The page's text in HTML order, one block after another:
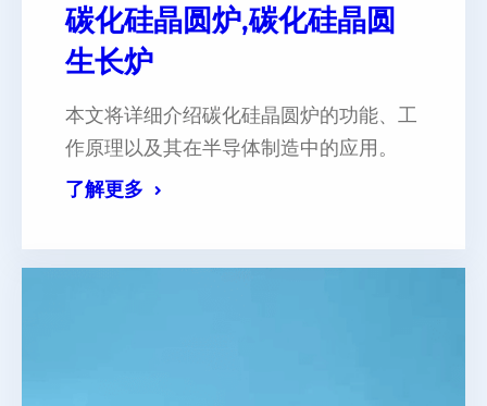
碳化硅晶圆炉,碳化硅晶圆
生长炉
本文将详细介绍碳化硅晶圆炉的功能、工
作原理以及其在半导体制造中的应用。
了解更多